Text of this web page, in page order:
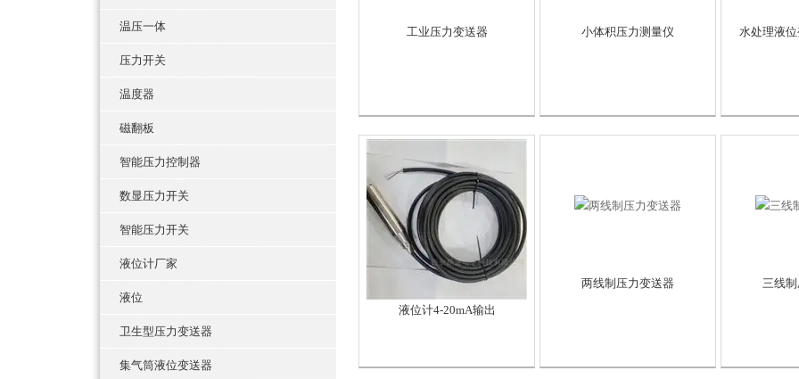
温压一体
压力开关
温度器
磁翻板
智能压力控制器
数显压力开关
智能压力开关
液位计厂家
液位
卫生型压力变送器
集气筒液位变送器
工业压力变送器 小体积压力测量仪 水处理液
液位计4-20mA输出
两线制压力变送器 三线